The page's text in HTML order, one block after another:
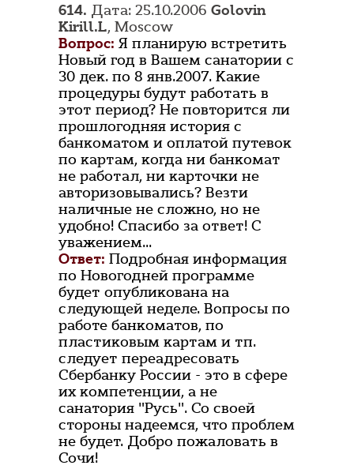
614. Дата: 25.10.2006 Golovin
Kirill.L, Moscow
Вопрос: Я планирую встретить
Новый год в Вашем санатории с
30 дек. по 8 янв.2007. Какие
процедуры будут работать в
этот период? Не повторится ли
прошлогодняя история с
банкоматом и оплатой путевок
по картам, когда ни банкомат
не работал, ни карточки не
авторизовывались? Везти
наличные не сложно, но не
удобно! Спасибо за ответ! С
уважением...
Ответ: Подробная информация
по Новогодней программе
будет опубликована на
следующей неделе. Вопросы по
работе банкоматов, по
пластиковым картам и тп.
следует переадресовать
Сбербанку России - это в сфере
их компетенции, а не
санатория "Русь". Со своей
стороны надеемся, что проблем
не будет. Добро пожаловать в
Сочи!